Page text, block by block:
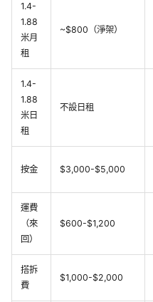
1.4-
1.88
米月
租
~$800（淨架）
1.4-
1.88
米日
租
不設日租
按金 $3,000-$5,000
運費
（來
回）
$600-$1,200
搭拆
費
$1,000-$2,000